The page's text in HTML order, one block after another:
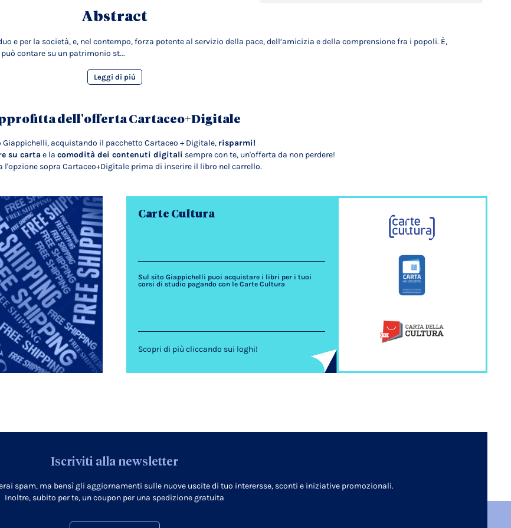
Abstract
e per la società, e, nel contempo, forza potente al servizio della pace, dell’amicizia e della comprensione fra i popoli. È,
contare su un patrimonio st...
Leggi di più
dell'offerta Cartaceo+Digitale
Giappichelli, acquistando il pacchetto Cartaceo + Digitale, risparmi!
su carta e la comodità dei contenuti digitali sempre con te, un'offerta da non perdere!
l'opzione sopra Cartaceo+Digitale prima di inserire il libro nel carrello.
Carte Cultura
Sul sito Giappichelli puoi acquistare i libri per i tuoi
corsi di studio pagando con le Carte Cultura
Scopri di più cliccando sui loghi!
Iscriviti alla newsletter
spam, ma bensì gli aggiornamenti sulle nuove uscite di tuo interersse, sconti e iniziative promozionali.
Inoltre, subito per te, un coupon per una spedizione gratuita